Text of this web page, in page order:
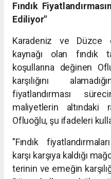
Fındık
Ediliyor"
Karadeniz ve Düzce
kaynağı olan fındık
koşullarına değinen
karşılığını
fiyatlandırması
maliyetlerin altındaki
Ofluoğlu, şu ifadeleri
"Fındık
karşı karşıya kaldığı
terinin ve emeğin